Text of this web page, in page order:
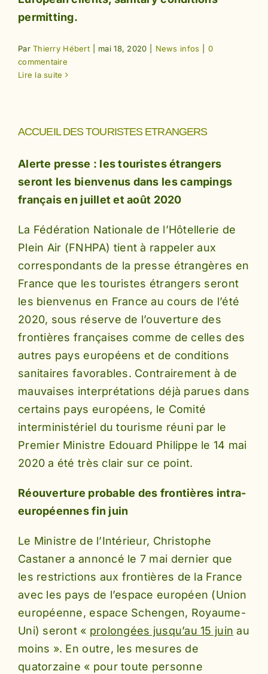
permitting.
ParThierry Hébert mai 18, 2020 News infos
0
commentaire
Lire la suite
ACCUEIL DES TOURISTES ETRANGERS
Alerte presse : les touristes étrangers
seront les bienvenus dans les campings
français en juillet et août 2020
La Fédération Nationale de l’Hôtellerie de
Plein Air (FNHPA) tient à rappeler aux
correspondants de la presse étrangères en
France que les touristes étrangers seront
les bienvenus en France au cours de l’été
2020, sous réserve de l’ouverture des
frontières françaises comme de celles des
autres pays européens et de conditions
sanitaires favorables. Contrairement à de
mauvaises interprétations déjà parues dans
certains pays européens, le Comité
interministériel du tourisme réuni par le
Premier Ministre Edouard Philippe le 14 mai
2020 a été très clair sur ce point.
Réouverture probable des frontières intra-
européennes fin juin
Le Ministre de l’Intérieur, Christophe
Castaner a annoncé le 7 mai dernier que
les restrictions aux frontières de la France
avec les pays de l’espace européen (Union
européenne, espace Schengen, Royaume-
Uni) seront « prolongées jusqu’au 15 juin au
moins ». En outre, les mesures de
quatorzaine « pour toute personne